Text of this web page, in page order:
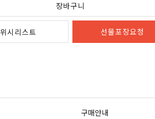
장바구니
위시리스트 선물포장요청
구매안내